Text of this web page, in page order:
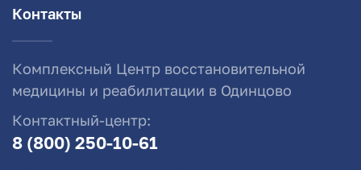
Контакты
Комплексный Центр восстановительной
медицины и реабилитации в Одинцово
Контактный-центр:
8 (800) 250-10-61